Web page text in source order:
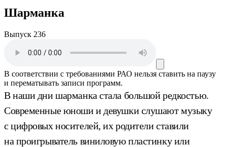
Шарманка
Выпуск 236
В соответствии с требованиями РАО нельзя ставить на паузу
и перематывать записи программ.
В наши дни шарманка стала большой редкостью.
Современные юноши и девушки слушают музыку
с цифровых носителей, их родители ставили
на проигрыватель виниловую пластинку или